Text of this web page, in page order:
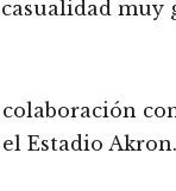
Estadio Akron.